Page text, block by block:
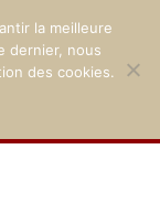
la meilleure
dernier, nous
des cookies.